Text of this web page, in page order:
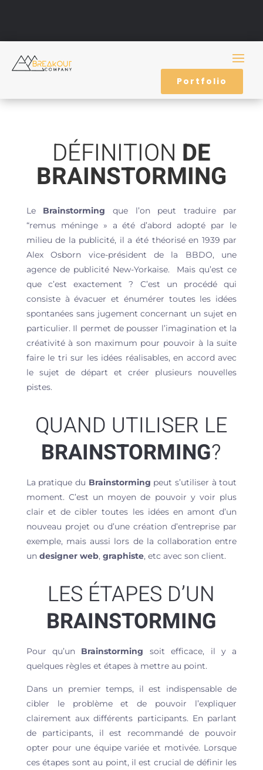
Portfolio
DÉFINITION DE
BRAINSTORMING
Le Brainstorming que l’on peut traduire par
“remus méninge » a été d’abord adopté par le
milieu de la publicité, il a été théorisé en 1939 par
Alex Osborn vice-président de la BBDO, une
agence de publicité New-Yorkaise. Mais qu’est ce
que c’est exactement ? C’est un procédé qui
consiste à évacuer et énumérer toutes les idées
spontanées sans jugement concernant un sujet en
particulier. Il permet de pousser l’imagination et la
créativité à son maximum pour pouvoir à la suite
faire le tri sur les idées réalisables, en accord avec
le sujet de départ et créer plusieurs nouvelles
pistes.
QUAND UTILISER LE
BRAINSTORMING?
La pratique du Brainstorming peut s’utiliser à tout
moment. C’est un moyen de pouvoir y voir plus
clair et de cibler toutes les idées en amont d’un
nouveau projet ou d’une création d’entreprise par
exemple, mais aussi lors de la collaboration entre
un designer web, graphiste, etc avec son client.
LES ÉTAPES D’UN
BRAINSTORMING
Pour qu’un Brainstorming soit efficace, il y a
quelques règles et étapes à mettre au point.
Dans un premier temps, il est indispensable de
cibler le problème et de pouvoir l’expliquer
clairement aux différents participants. En parlant
de participants, il est recommandé de pouvoir
opter pour une équipe variée et motivée. Lorsque
ces étapes sont au point, il est crucial de définir les